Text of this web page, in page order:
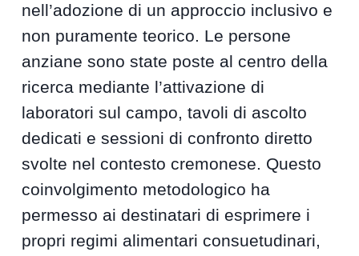
nell’adozione di un approccio inclusivo e
non puramente teorico. Le persone
anziane sono state poste al centro della
ricerca mediante l’attivazione di
laboratori sul campo, tavoli di ascolto
dedicati e sessioni di confronto diretto
svolte nel contesto cremonese. Questo
coinvolgimento metodologico ha
permesso ai destinatari di esprimere i
propri regimi alimentari consuetudinari,